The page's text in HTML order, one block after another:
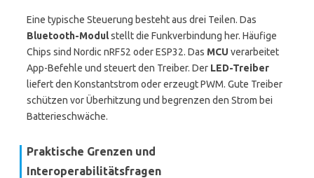
Eine typische Steuerung besteht aus drei Teilen. Das
Bluetooth-Modulstellt die Funkverbindung her. Häufige
Chips sind Nordic nRF52 oder ESP32. Das MCU verarbeitet
App-Befehle und steuert den Treiber. Der LED-Treiber
liefert den Konstantstrom oder erzeugt PWM. Gute Treiber
schützen vor Überhitzung und begrenzen den Strom bei
Batterieschwäche.
Praktische Grenzen und
Interoperabilitätsfragen